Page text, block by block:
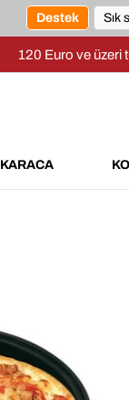
Destek Sık
120 Euro ve üzeri
KARACA